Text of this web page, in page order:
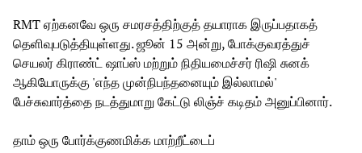
RMT ஏற்கனவே ஒரு சமரசத்திற்குத் தயாராக இருப்பதாகத்
தெளிவுபடுத்தியுள்ளது. ஜூன் 15 அன்று, போக்குவரத்துச்
செயலர் கிராண்ட் ஷாப்ஸ் மற்றும் நிதியமைச்சர் ரிஷி சுனக்
ஆகியோருக்கு 'எந்த முன்நிபந்தனையும் இல்லாமல்'
பேச்சுவார்த்தை நடத்துமாறு கேட்டு லிஞ்ச் கடிதம் அனுப்பினார்.
தாம் ஒரு போர்க்குணமிக்க மாற்றீட்டைப்